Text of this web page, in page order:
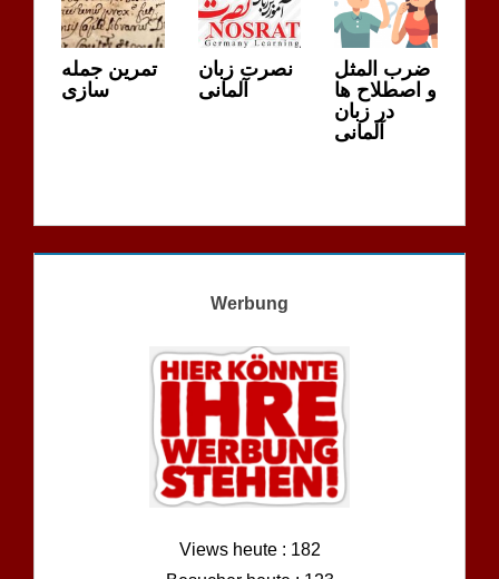
تمرین جمله
سازی
نصرت زبان
آلمانی
ضرب المثل
و اصطلاح ها
در زبان
آلمانی
Werbung
Views heute : 182